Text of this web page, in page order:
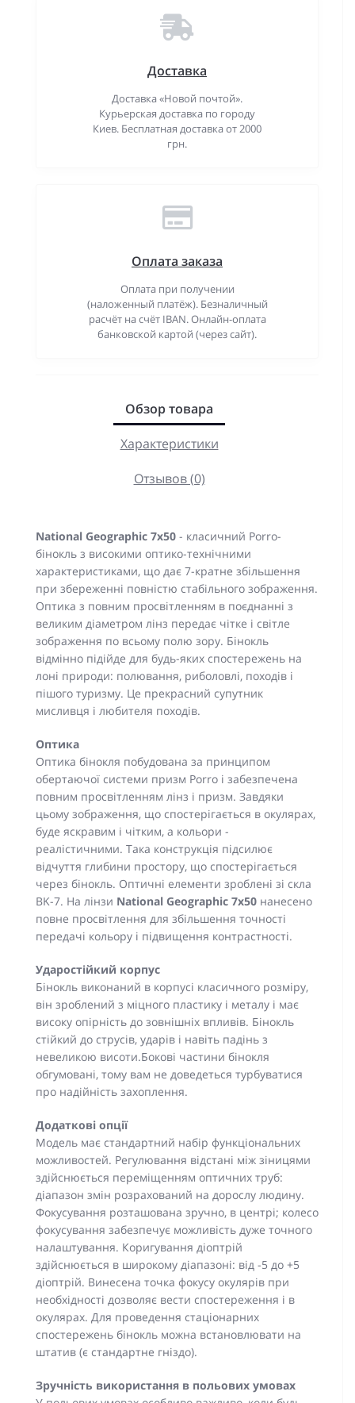
Доставка
Доставка «Новой почтой».
Курьерская доставка по городу
Киев. Бесплатная доставка от 2000
грн.
Оплата заказа
Оплата при получении
(наложенный платёж). Безналичный
расчёт на счёт IBAN. Онлайн-оплата
банковской картой (через сайт).
Обзор товара
Характеристики
Отзывов (0)
National Geographic 7x50 - класичний Porro-
бінокль з високими оптико-технічними
характеристиками, що дає 7-кратне збільшення
при збереженні повністю стабільного зображення.
Оптика з повним просвітленням в поєднанні з
великим діаметром лінз передає чітке і світле
зображення по всьому полю зору. Бінокль
відмінно підійде для будь-яких спостережень на
лоні природи: полювання, риболовлі, походів і
пішого туризму. Це прекрасний супутник
мисливця і любителя походів.
Оптика
Оптика бінокля побудована за принципом
обертаючої системи призм Porro і забезпечена
повним просвітленням лінз і призм. Завдяки
цьому зображення, що спостерігається в окулярах,
буде яскравим і чітким, а кольори -
реалістичними. Така конструкція підсилює
відчуття глибини простору, що спостерігається
через бінокль. Оптичні елементи зроблені зі скла
BK-7. На лінзи National Geographic 7x50 нанесено
повне просвітлення для збільшення точності
передачі кольору і підвищення контрастності.
Ударостійкий корпус
Бінокль виконаний в корпусі класичного розміру,
він зроблений з міцного пластику і металу і має
високу опірність до зовнішніх впливів. Бінокль
стійкий до струсів, ударів і навіть падінь з
невеликою висоти.Бокові частини бінокля
обгумовані, тому вам не доведеться турбуватися
про надійність захоплення.
Додаткові опції
Модель має стандартний набір функціональних
можливостей. Регулювання відстані між зіницями
здійснюється переміщенням оптичних труб:
діапазон змін розрахований на дорослу людину.
Фокусування розташована зручно, в центрі; колесо
фокусування забезпечує можливість дуже точного
налаштування. Коригування діоптрій
здійснюється в широкому діапазоні: від -5 до +5
діоптрій. Винесена точка фокусу окулярів при
необхідності дозволяє вести спостереження і в
окулярах. Для проведення стаціонарних
спостережень бінокль можна встановлювати на
штатив (є стандартне гніздо).
Зручність використання в польових умовах